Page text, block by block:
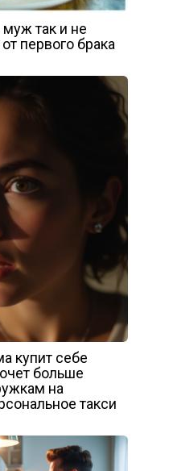
так и не
первого брака
купит себе
больше
на
такси